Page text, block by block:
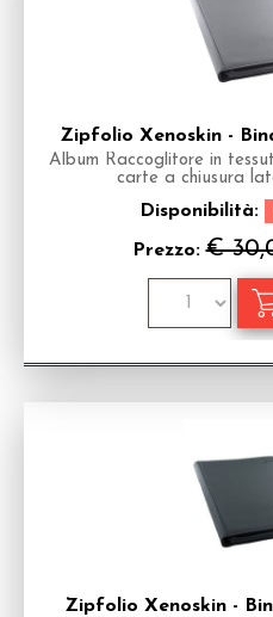
Zipfolio Xenoskin -
Album Raccoglitore in
carte a chiusura
Disponibilità:
Prezzo:€
Zipfolio Xenoskin -